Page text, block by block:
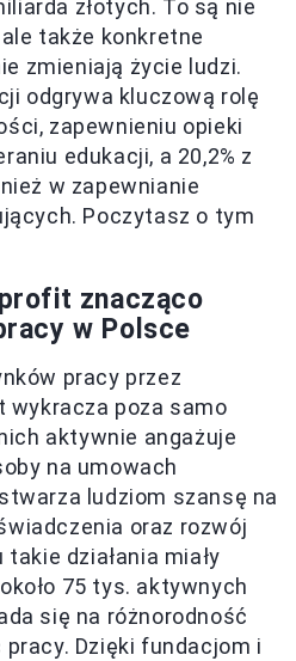
złotych. To są nie
także konkretne
zmieniają życie ludzi.
odgrywa kluczową rolę
zapewnieniu opieki
edukacji, a 20,2% z
w zapewnianie
Poczytasz o tym
znacząco
w Polsce
pracy przez
wykracza poza samo
aktywnie angażuje
na umowach
ludziom szansę na
oraz rozwój
działania miały
75 tys. aktywnych
się na różnorodność
Dzięki fundacjom i